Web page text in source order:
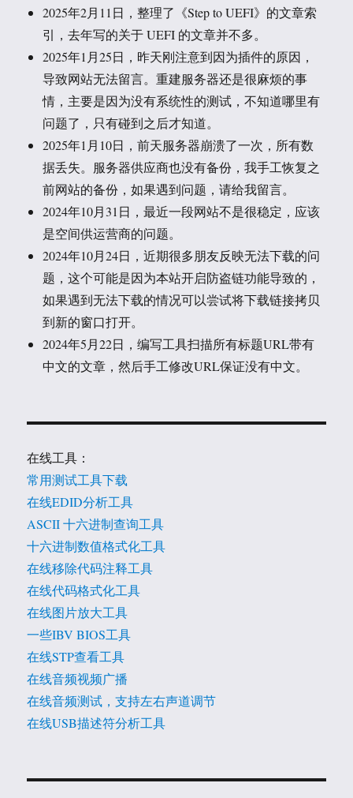
2025年2月11日，整理了《Step to UEFI》的文章索
引，去年写的关于 UEFI 的文章并不多。
2025年1月25日，昨天刚注意到因为插件的原因，
导致网站无法留言。重建服务器还是很麻烦的事
情，主要是因为没有系统性的测试，不知道哪里有
问题了，只有碰到之后才知道。
2025年1月10日，前天服务器崩溃了一次，所有数
据丢失。服务器供应商也没有备份，我手工恢复之
前网站的备份，如果遇到问题，请给我留言。
2024年10月31日，最近一段网站不是很稳定，应该
是空间供运营商的问题。
2024年10月24日，近期很多朋友反映无法下载的问
题，这个可能是因为本站开启防盗链功能导致的，
如果遇到无法下载的情况可以尝试将下载链接拷贝
到新的窗口打开。
2024年5月22日，编写工具扫描所有标题URL带有
中文的文章，然后手工修改URL保证没有中文。
在线工具：
常用测试工具下载
在线EDID分析工具
ASCII 十六进制查询工具
十六进制数值格式化工具
在线移除代码注释工具
在线代码格式化工具
在线图片放大工具
一些IBV BIOS工具
在线STP查看工具
在线音频视频广播
在线音频测试，支持左右声道调节
在线USB描述符分析工具